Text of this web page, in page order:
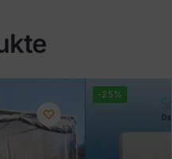
-25%